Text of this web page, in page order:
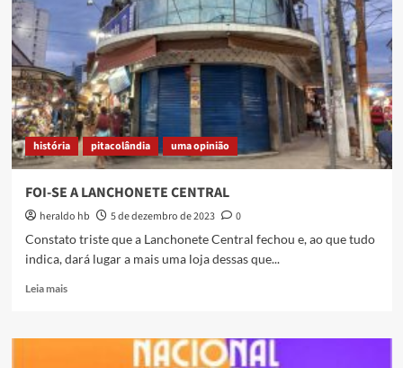
história pitacolândia uma opinião
FOI-SE A LANCHONETE CENTRAL
heraldo hb 5 de dezembro de 2023
0
Constato triste que a Lanchonete Central fechou e, ao que tudo
indica, dará lugar a mais uma loja dessas que...
Leia maisRead
FOI-